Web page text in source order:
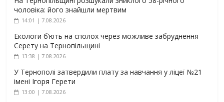
чоловіка: його знайшли мертвим
14:01 | 7.08.2026
Екологи б’ють на сполох через можливе забруднення
Серету на Тернопільщині
13:38 | 7.08.2026
У Тернополі затвердили плату за навчання у ліцеї №21
імені Ігоря Герети
13:00 | 7.08.2026